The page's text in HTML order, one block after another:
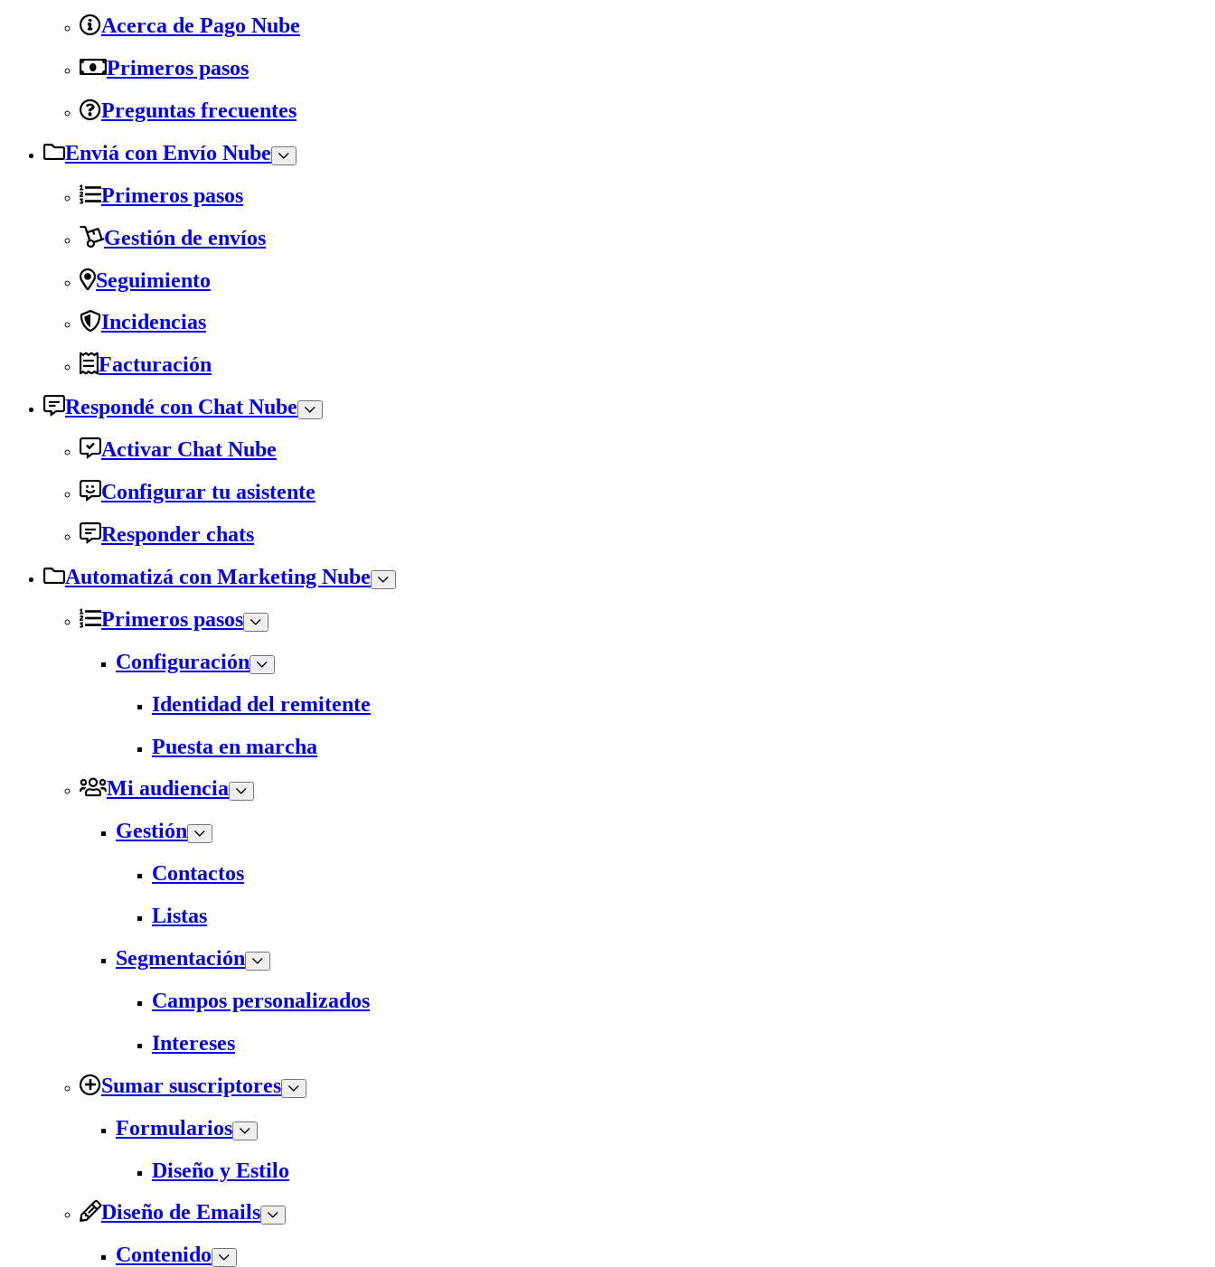
Acerca de Pago Nube
Primeros pasos
Preguntas frecuentes
Enviá con Envío Nube
Primeros pasos
Gestión de envíos
Seguimiento
Incidencias
Facturación
Respondé con Chat Nube
Activar Chat Nube
Configurar tu asistente
Responder chats
Automatizá con Marketing Nube
Primeros pasos
Configuración
Identidad del remitente
Puesta en marcha
Mi audiencia
Gestión
Contactos
Listas
Segmentación
Campos personalizados
Intereses
Sumar suscriptores
Formularios
Diseño y Estilo
Diseño de Emails
Contenido